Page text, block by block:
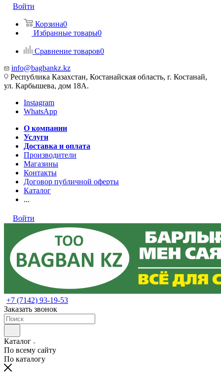
Войти
Корзина0
Избранные товары0
Сравнение товаров0
info@bagbankz.kz
Республика Казахстан, Костанайская область, г. Костанай,
ул. Карбышева, дом 18А.
Instagram
WhatsApp
О компании
Услуги
Доставка и оплата
Производители
Магазины
Контакты
Договор публичной оферты
Каталог
...
Войти
+7 (7142) 93-19-53
Заказать звонок
Каталог
По всему сайту
По каталогу